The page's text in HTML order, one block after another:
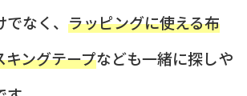
なく、 ラッピングに使える布
キングテープなども一緒に探しや